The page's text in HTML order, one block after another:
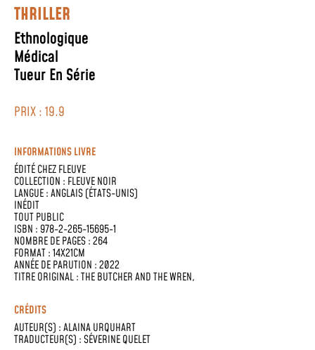
THRILLER
Ethnologique
Médical
Tueur En Série
PRIX : 19.9
INFORMATIONS LIVRE
ÉDITÉ CHEZFLEUVE
COLLECTION : FLEUVE NOIR
LANGUE :ANGLAIS (ÉTATS-UNIS)
INÉDIT
TOUT PUBLIC
ISBN : 978-2-265-15695-1
NOMBRE DE PAGES : 264
FORMAT : 14X21CM
ANNÉE DE PARUTION : 2022
TITRE ORIGINAL : THE BUTCHER AND THE WREN,
CRÉDITS
AUTEUR(S) :ALAINA URQUHART
TRADUCTEUR(S) :SÉVERINE QUELET